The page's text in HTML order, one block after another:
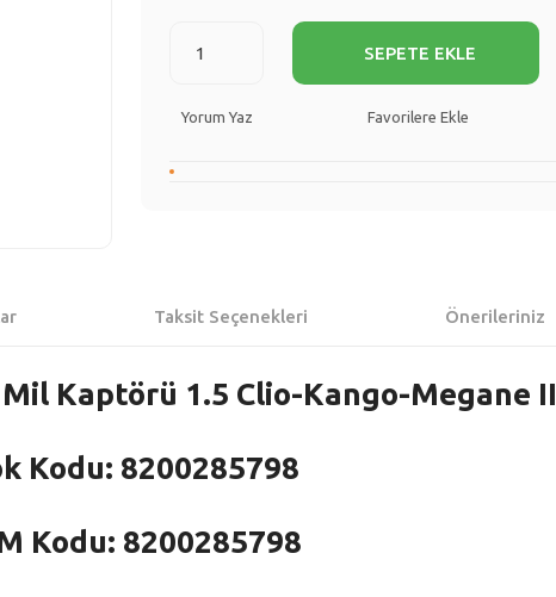
SEPETE EKLE
Yorum Yaz
Taksit Seçenekleri Önerileriniz
Kaptörü 1.5 Clio-Kango-Megane II
Kodu: 8200285798
Kodu: 8200285798